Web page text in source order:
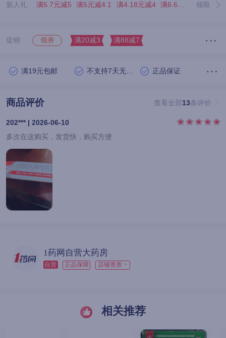
新人礼 领取
满5.7元减5 满5元减4.1 满4.18元减4 满6.67元减5.07 满
促销 领券 满20减3 满88减7
满19元包邮 不支持7天无理由退货 正品保证
商品评价 查看全部13条评价
202*** | 2026-06-10
多次在这购买，发货快，购买方便
1药网自营大药房
自营 正品保障 店铺资质 >
相关推荐